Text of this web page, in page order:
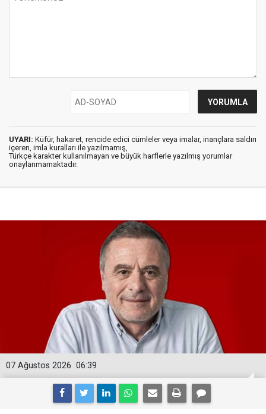
UYARI: Küfür, hakaret, rencide edici cümleler veya imalar, inançlara saldırı
içeren, imla kuralları ile yazılmamış,
Türkçe karakter kullanılmayan ve büyük harflerle yazılmış yorumlar
onaylanmamaktadır.
06:39
07 Ağustos 2026